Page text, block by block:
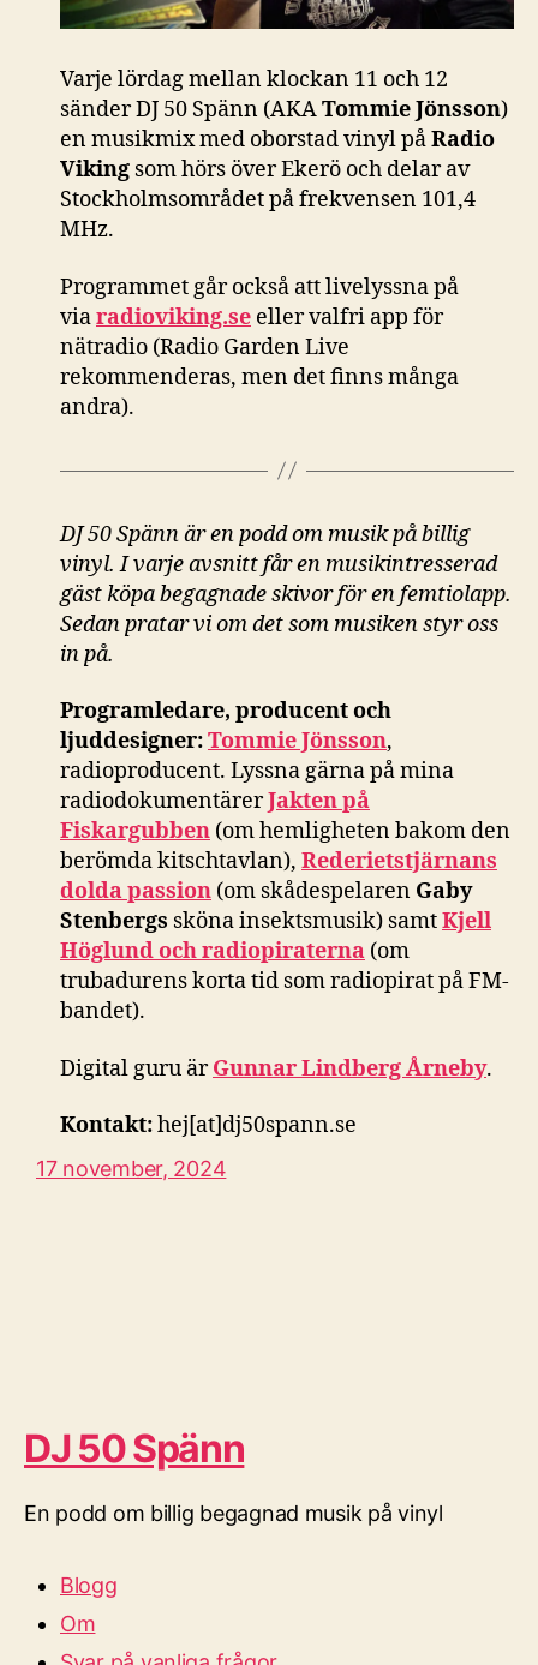
Varje lördag mellan klockan 11 och 12
sänder DJ 50 Spänn (AKATommie Jönsson)
en musikmix med oborstad vinyl påRadio
Viking som hörs över Ekerö och delar av
Stockholmsområdet på frekvensen 101,4
MHz.
Programmet går också att livelyssna på
viaradioviking.se eller valfri app för
nätradio (Radio Garden Live
rekommenderas, men det finns många
andra).
DJ 50 Spänn är en podd om musik på billig
vinyl. I varje avsnitt får en musikintresserad
gäst köpa begagnade skivor för en femtiolapp.
Sedan pratar vi om det som musiken styr oss
in på.
Programledare, producent och
ljuddesigner:Tommie Jönsson,
radioproducent. Lyssna gärna på mina
radiodokumentärerJakten på
Fiskargubben (om hemligheten bakom den
berömda kitschtavlan), Rederietstjärnans
dolda passion (om skådespelaren Gaby
Stenbergs sköna insektsmusik) samtKjell
Höglund och radiopiraterna (om
trubadurens korta tid som radiopirat på FM-
bandet).
Digital guru ärGunnar Lindberg Årneby.
Kontakt:hej[at]dj50spann.se
17 november, 2024
DJ 50 Spänn
En podd om billig begagnad musik på vinyl
Blogg
Om